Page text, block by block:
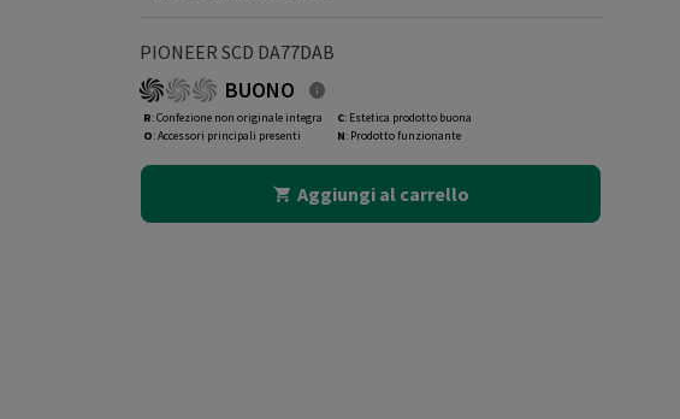
PIONEER SCD DA77DAB
BUONO
R: Confezione non originale integra
O: Accessori principali presenti
C: Estetica prodotto buona
N: Prodotto funzionante
Aggiungi al carrello